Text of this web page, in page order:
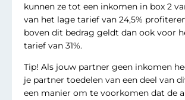
kunnen ze tot een inkomen in box 2
van het lage tarief van 24,5%
boven dit bedrag geldt dan ook voor
tarief van 31%.
Tip! Als jouw partner geen inkomen
je partner toedelen van een deel van
een manier om te voorkomen dat de